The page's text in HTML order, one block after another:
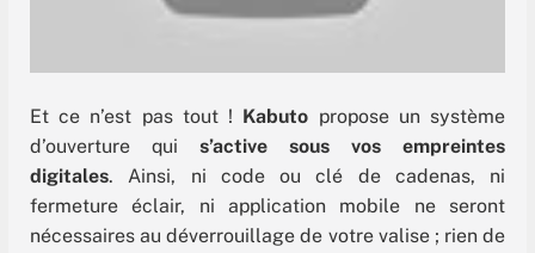
Et ce n’est pas tout ! Kabuto propose un système
d’ouverture qui s’active sous vos empreintes
digitales. Ainsi, ni code ou clé de cadenas, ni
fermeture éclair, ni application mobile ne seront
nécessaires au déverrouillage de votre valise ; rien de